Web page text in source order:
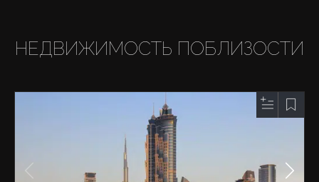
НЕДВИЖИМОСТЬ ПОБЛИЗОСТИ